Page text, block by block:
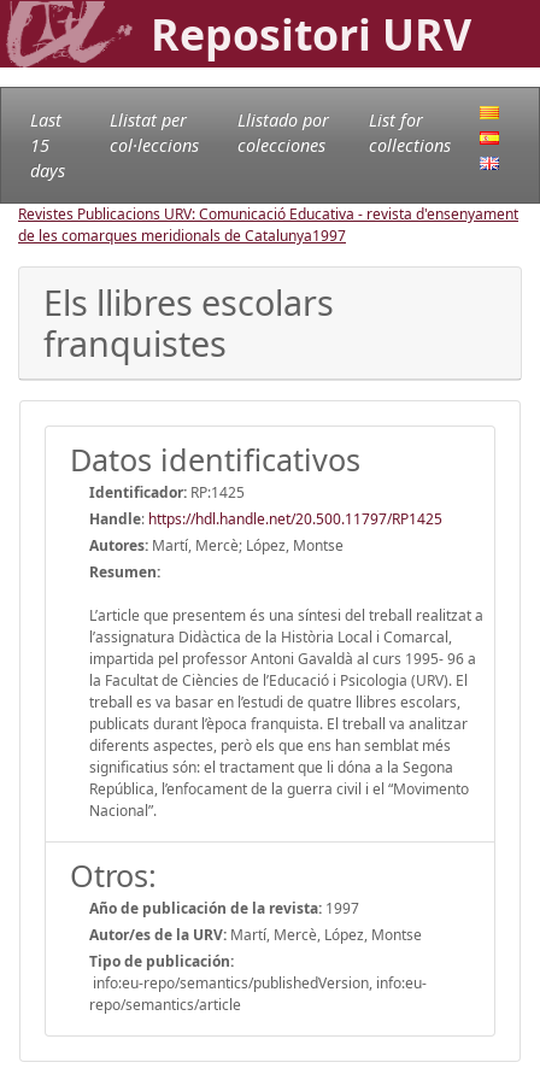
Repositori URV
Last
15
days
Llistat per
col·leccions
Llistado por
colecciones
List for
collections
Revistes Publicacions URV: Comunicació Educativa - revista d'ensenyament
de les comarques meridionals de Catalunya1997
Els llibres escolars
franquistes
Datos identificativos
Identificador: RP:1425
Handle: https://hdl.handle.net/20.500.11797/RP1425
Autores: Martí, Mercè; López, Montse
Resumen:
L’article que presentem és una síntesi del treball realitzat a
l’assignatura Didàctica de la Història Local i Comarcal,
impartida pel professor Antoni Gavaldà al curs 1995- 96 a
la Facultat de Ciències de l’Educació i Psicologia (URV). El
treball es va basar en l’estudi de quatre llibres escolars,
publicats durant l’època franquista. El treball va analitzar
diferents aspectes, però els que ens han semblat més
significatius són: el tractament que li dóna a la Segona
República, l’enfocament de la guerra civil i el “Movimento
Nacional”.
Otros:
Año de publicación de la revista: 1997
Autor/es de la URV: Martí, Mercè, López, Montse
Tipo de publicación:
info:eu-repo/semantics/publishedVersion, info:eu-
repo/semantics/article